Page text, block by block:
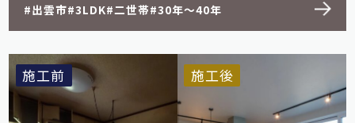
出雲市 3LDK 二世帯 30年～40年
施工前 施工後